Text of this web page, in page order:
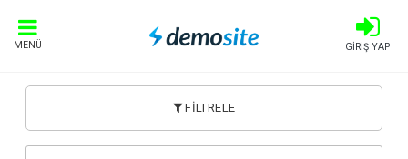
MENÜ GİRİŞ YAP
FİLTRELE